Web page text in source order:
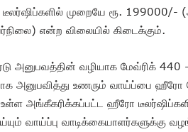
முறையே ரூ. 199000/-
என்ற விலையில் கிடைக்கும்.
அனுபவத்தின் வழியாக மேவ்ரிக்
அனுபவித்து உணரும் வாய்ப்பை ஹீரோ
அங்கீகரிக்கப்பட்ட ஹீரோ
வாய்ப்பு வாடிக்கையாளர்களுக்கு